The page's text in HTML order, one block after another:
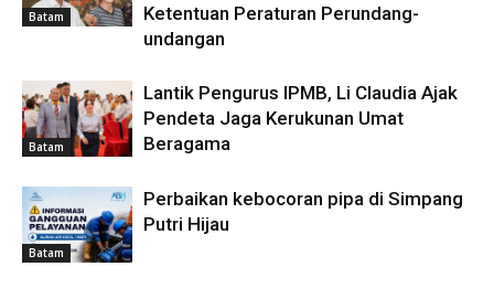
Batam
Ketentuan Peraturan Perundang-
undangan
Batam
Lantik Pengurus IPMB, Li Claudia Ajak
Pendeta Jaga Kerukunan Umat
Beragama
Batam
Perbaikan kebocoran pipa di Simpang
Putri Hijau